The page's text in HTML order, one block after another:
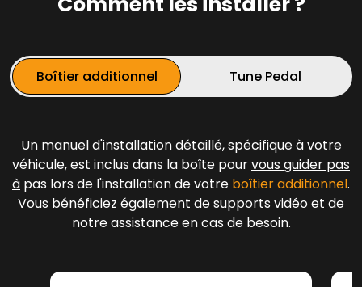
Boîtier additionnel Tune Pedal
Un manuel d'installation détaillé, spécifique à votre
véhicule, est inclus dans la boîte pourvous guider pas
à pas lors de l'installation de votre boîtier additionnel.
Vous bénéficiez également de supports vidéo et de
notre assistance en cas de besoin.